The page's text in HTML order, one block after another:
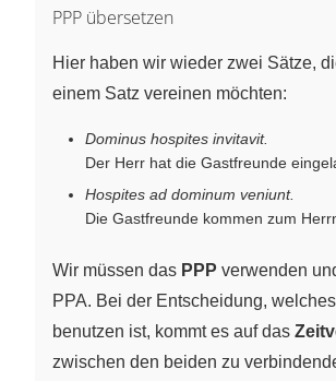
PPP übersetzen
Hier haben wir wieder zwei Sätze,
einem Satz vereinen möchten:
Dominus hospites invitavit.
Der Herr hat die Gastfreunde
Hospites ad dominum veniunt.
Die Gastfreunde kommen zum
Wir müssen das PPP verwenden
PPA. Bei der Entscheidung,
benutzen ist, kommt es auf das
zwischen den beiden zu